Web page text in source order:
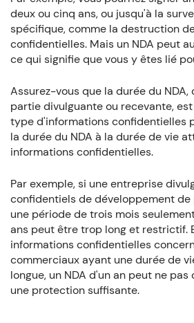
deux ou cinq ans, ou jusqu'à la
spécifique, comme la destruction
confidentielles. Mais un NDA peut
ce qui signifie que vous y êtes lié
Assurez-vous que la durée du NDA,
partie divulguante ou recevante,
type d'informations confidentielles
la durée du NDA à la durée de vie
informations confidentielles.
Par exemple, si une entreprise
confidentiels de développement
une période de trois mois
ans peut être trop long et restrictif.
informations confidentielles
commerciaux ayant une durée de
longue, un NDA d'un an peut ne
une protection suffisante.